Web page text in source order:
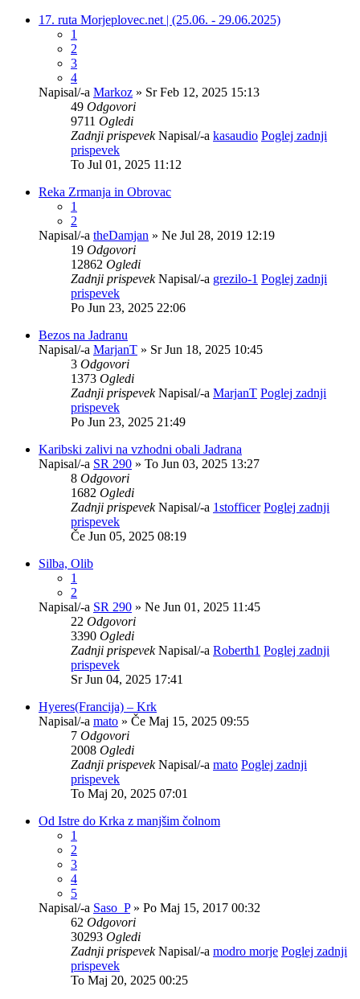
17. ruta Morjeplovec.net | (25.06. - 29.06.2025)
1
2
3
4
Napisal/-a Markoz » Sr Feb 12, 2025 15:13
49 Odgovori
9711 Ogledi
Zadnji prispevekNapisal/-a kasaudio Poglej zadnji
prispevek
To Jul 01, 2025 11:12
Reka Zrmanja in Obrovac
1
2
Napisal/-a theDamjan » Ne Jul 28, 2019 12:19
19 Odgovori
12862 Ogledi
Zadnji prispevekNapisal/-a grezilo-1 Poglej zadnji
prispevek
Po Jun 23, 2025 22:06
Bezos na Jadranu
Napisal/-a MarjanT » Sr Jun 18, 2025 10:45
3 Odgovori
1373 Ogledi
Zadnji prispevekNapisal/-a MarjanT Poglej zadnji
prispevek
Po Jun 23, 2025 21:49
Karibski zalivi na vzhodni obali Jadrana
Napisal/-a SR 290 » To Jun 03, 2025 13:27
8 Odgovori
1682 Ogledi
Zadnji prispevekNapisal/-a 1stofficer Poglej zadnji
prispevek
Če Jun 05, 2025 08:19
Silba, Olib
1
2
Napisal/-a SR 290 » Ne Jun 01, 2025 11:45
22 Odgovori
3390 Ogledi
Zadnji prispevekNapisal/-a Roberth1 Poglej zadnji
prispevek
Sr Jun 04, 2025 17:41
Hyeres(Francija) – Krk
Napisal/-a mato » Če Maj 15, 2025 09:55
7 Odgovori
2008 Ogledi
Zadnji prispevekNapisal/-a mato Poglej zadnji
prispevek
To Maj 20, 2025 07:01
Od Istre do Krka z manjšim čolnom
1
2
3
4
5
Napisal/-a Saso_P» Po Maj 15, 2017 00:32
62 Odgovori
30293 Ogledi
Zadnji prispevekNapisal/-a modro morje Poglej zadnji
prispevek
To Maj 20, 2025 00:25